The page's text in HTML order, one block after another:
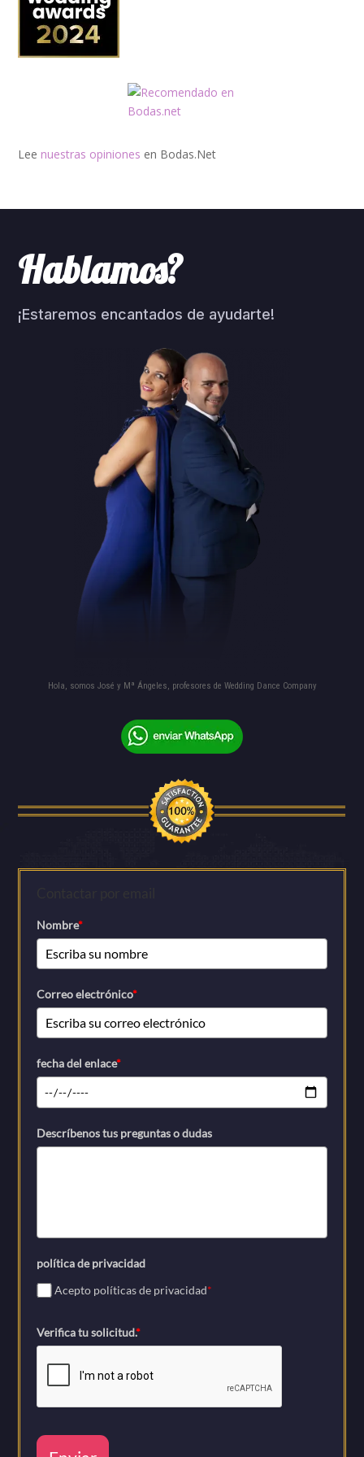
Lee nuestras opiniones en Bodas.Net
Hablamos?
¡Estaremos encantados de ayudarte!
Hola, somos José y Mª Ángeles, profesores de Wedding Dance Company
Nombre*
Correo electrónico*
fecha del enlace*
Descríbenos tus preguntas o dudas
política de privacidad
Acepto políticas de privacidad*
Verifica tu solicitud.*